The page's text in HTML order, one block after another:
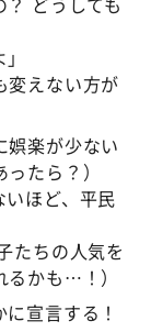
変えない方が
娯楽が少ない
たら？）
ほど、平民
たちの人気を
かも…！）
宣言する！